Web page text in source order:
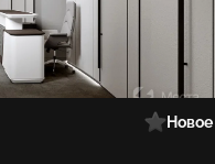
Новое